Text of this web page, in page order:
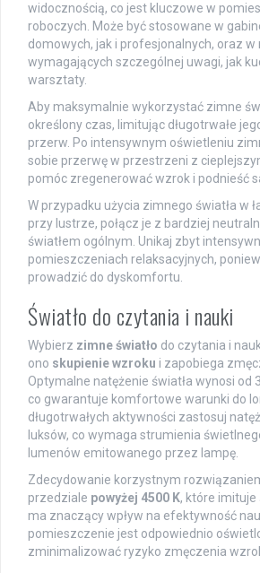
widocznością, co jest kluczowe w
roboczych. Może być stosowane w
domowych, jak i profesjonalnych, oraz w
wymagających szczególnej uwagi, jak
warsztaty.
Aby maksymalnie wykorzystać zimne
określony czas, limitując długotrwałe
przerw. Po intensywnym oświetleniu
sobie przerwę w przestrzeni z
pomóc zregenerować wzrok i podnieść
W przypadku użycia zimnego światła w
przy lustrze, połącz je z bardziej
światłem ogólnym. Unikaj zbyt
pomieszczeniach relaksacyjnych,
prowadzić do dyskomfortu.
Światło do czytania i nauki
Wybierz zimne światło do czytania i
ono skupienie wzroku i zapobiega
Optymalne natężenie światła wynosi od
co gwarantuje komfortowe warunki do
długotrwałych aktywności zastosuj
luksów, co wymaga strumienia
lumenów emitowanego przez lampę.
Zdecydowanie korzystnym
przedziale powyżej 4500 K, które imituje
ma znaczący wpływ na efektywność
pomieszczenie jest odpowiednio
zminimalizować ryzyko zmęczenia